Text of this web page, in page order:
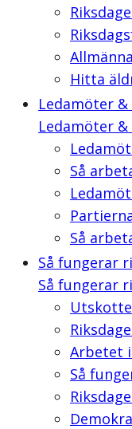
Hitta
Ledamöter
Ledamöter
Så
Så
Så fungerar
Så fungerar
Arbetet
Så